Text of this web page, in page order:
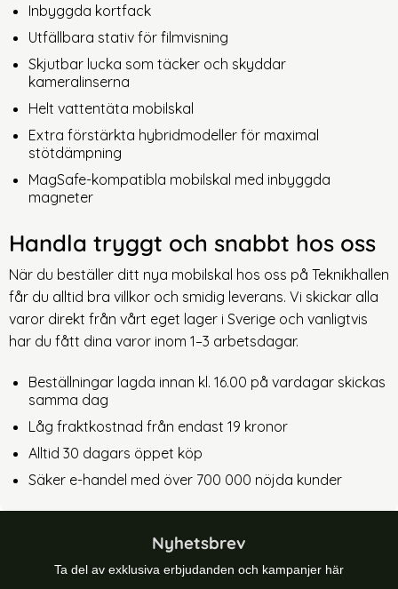
Inbyggda kortfack
Utfällbara stativ för filmvisning
Skjutbar lucka som täcker och skyddar
kameralinserna
Helt vattentäta mobilskal
Extra förstärkta hybridmodeller för maximal
stötdämpning
MagSafe-kompatibla mobilskal med inbyggda
magneter
Handla tryggt och snabbt hos oss
När du beställer ditt nya mobilskal hos oss på Teknikhallen
får du alltid bra villkor och smidig leverans. Vi skickar alla
varor direkt från vårt eget lager i Sverige och vanligtvis
har du fått dina varor inom 1–3 arbetsdagar.
Beställningar lagda innan kl. 16.00 på vardagar skickas
samma dag
Låg fraktkostnad från endast 19 kronor
Alltid 30 dagars öppet köp
Säker e-handel med över 700 000 nöjda kunder
Nyhetsbrev
Ta del av exklusiva erbjudanden och kampanjer här